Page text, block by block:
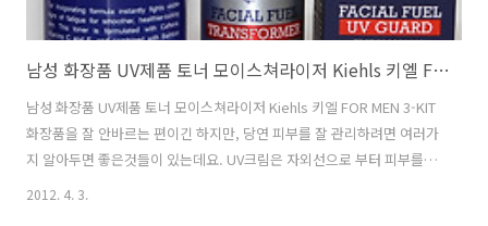
남성 화장품 UV제품 토너 모이스쳐라이저 Kiehls 키엘 FOR MEN 3-KIT
남성 화장품 UV제품 토너 모이스쳐라이저 Kiehls 키엘 FOR MEN 3-KIT
화장품을 잘 안바르는 편이긴 하지만, 당연 피부를 잘 관리하려면 여러가
지 알아두면 좋은것들이 있는데요. UV크림은 자외선으로 부터 피부를 보
호해주고 모이스쳐라이저 제품들을 쓰면 피부에 부족한 수분을 채워줘
2012. 4. 3.